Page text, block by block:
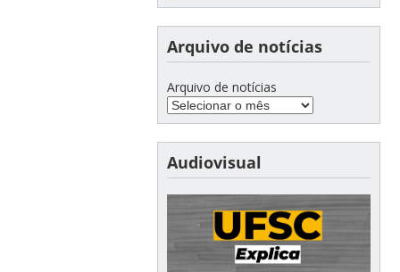
Arquivo de notícias
Arquivo de notícias
Audiovisual